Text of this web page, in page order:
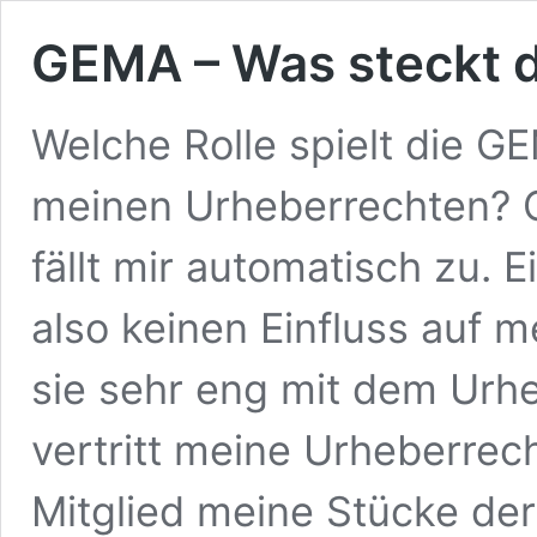
GEMA – Was steckt
Welche Rolle spielt die
meinen Urheberrechten?
fällt mir automatisch zu.
also keinen Einfluss auf
sie sehr eng mit dem
vertritt meine
Mitglied meine Stücke